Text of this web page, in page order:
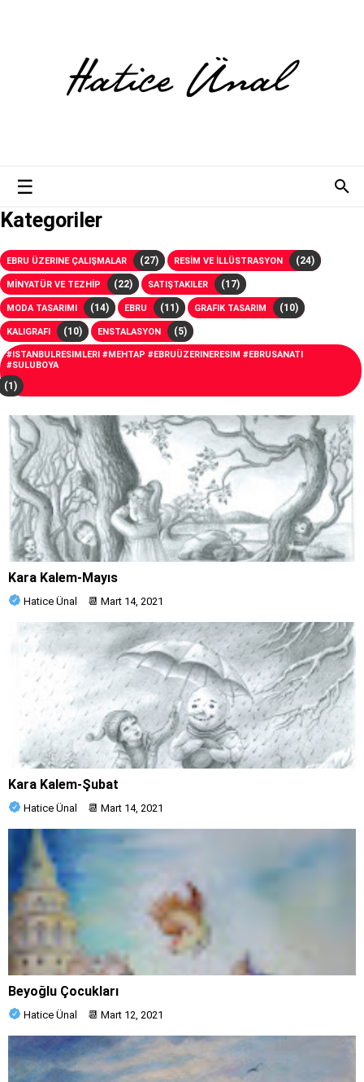
Kategoriler
EBRU ÜZERINE ÇALIŞMALAR (27) RESİM VE İLLÜSTRASYON (24)
MİNYATÜR VE TEZHİP (22) SATIŞTAKILER (17)
MODA TASARIMI (14) EBRU (11) GRAFIK TASARIM (10)
KALIGRAFI (10) ENSTALASYON (5)
#ISTANBULRESIMLERI #MEHTAP #EBRUÜZERINERESIM #EBRUSANATI
#SULUBOYA
(1)
Kara Kalem-Mayıs
Hatice Ünal 📆 Mart 14, 2021
Kara Kalem-Şubat
Hatice Ünal 📆 Mart 14, 2021
Beyoğlu Çocukları
Hatice Ünal 📆 Mart 12, 2021